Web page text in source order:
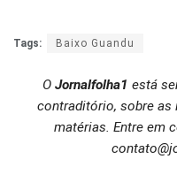
Tags: Baixo Guandu
O Jornalfolha1 está
contraditório, sobre
matérias. Entre em